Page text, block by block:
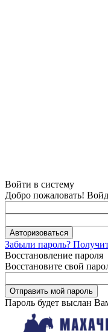
Войти в систему
Добро пожаловать!
Забыли пароль?
Восстановление пароля
Восстановите свой
Пароль будет выслан